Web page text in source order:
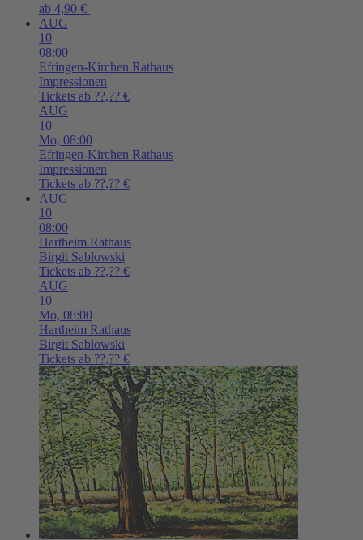
ab 4,90 €
AUG
10
08:00
Efringen-Kirchen Rathaus
Impressionen
Tickets ab ??,?? €
AUG
10
Mo, 08:00
Efringen-Kirchen Rathaus
Impressionen
Tickets ab ??,?? €
AUG
10
08:00
Hartheim Rathaus
Birgit Sablowski
Tickets ab ??,?? €
AUG
10
Mo, 08:00
Hartheim Rathaus
Birgit Sablowski
Tickets ab ??,?? €